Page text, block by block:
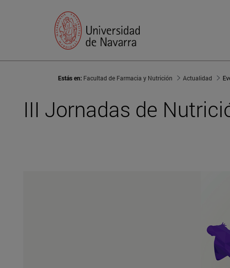
Estás en: Facultad de Farmacia y Nutrición Actualidad
III Jornadas de